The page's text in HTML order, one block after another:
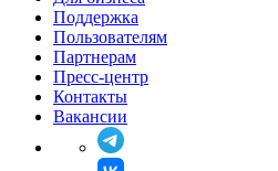
Поддержка
Пользователям
Партнерам
Пресс-центр
Контакты
Вакансии